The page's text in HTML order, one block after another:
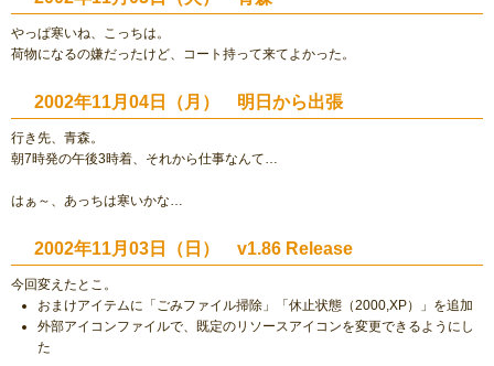
やっぱ寒いね、こっちは。
荷物になるの嫌だったけど、コート持って来てよかった。
2002年11月04日（月） 明日から出張
行き先、青森。
朝7時発の午後3時着、それから仕事なんて…
はぁ～、あっちは寒いかな…
2002年11月03日（日） v1.86 Release
今回変えたとこ。
おまけアイテムに「ごみファイル掃除」「休止状態（2000,XP）」を追加
外部アイコンファイルで、既定のリソースアイコンを変更できるようにし
た